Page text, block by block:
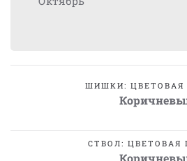
ШИШКИ: ЦВЕТОВАЯ
СТВОЛ: ЦВЕТОВАЯ